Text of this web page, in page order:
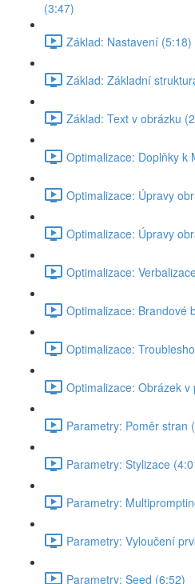
(3:47)
Základ: Nastavení (5:18)
Základ: Základní
Základ: Text v obrázku
Optimalizace: Doplňky k
Optimalizace: Úpravy
Optimalizace: Úpravy
Optimalizace:
Optimalizace: Brandové
Optimalizace:
Optimalizace: Obrázek v
Parametry: Poměr stran
Parametry: Stylizace
Parametry:
Parametry: Vyloučení
Parametry: Seed (6:52)